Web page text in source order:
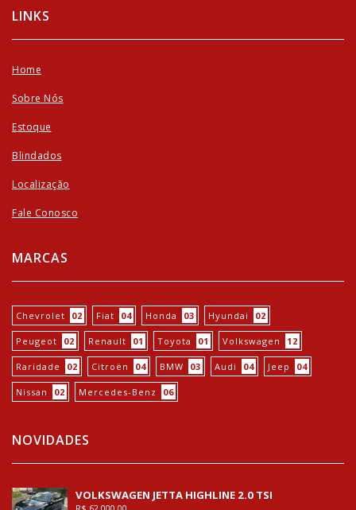
LINKS
Home
Sobre Nós
Estoque
Blindados
Localização
Fale Conosco
MARCAS
Chevrolet 02 Fiat 04 Honda 03 Hyundai 02
Peugeot 02 Renault 01 Toyota 01 Volkswagen 12
Raridade 02 Citroën 04 BMW 03 Audi 04 Jeep 04
Nissan 02 Mercedes-Benz 06
NOVIDADES
VOLKSWAGEN JETTA HIGHLINE 2.0 TSI